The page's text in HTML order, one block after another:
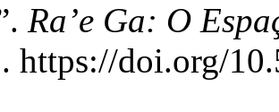
Ra’e Ga: O
https://doi.org/